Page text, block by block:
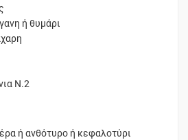
ή θυμάρι
Ν.2
ή ανθότυρο ή κεφαλοτύρι